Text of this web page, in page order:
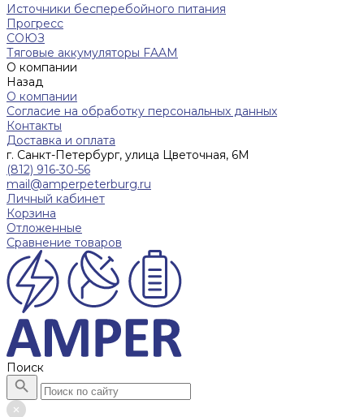
Источники бесперебойного питания
Прогресс
СОЮЗ
Тяговые аккумуляторы FAAM
О компании
Назад
О компании
Согласие на обработку персональных данных
Контакты
Доставка и оплата
г. Санкт-Петербург, улица Цветочная, 6М
(812) 916-30-56
mail@amperpeterburg.ru
Личный кабинет
Корзина
Отложенные
Сравнение товаров
Поиск